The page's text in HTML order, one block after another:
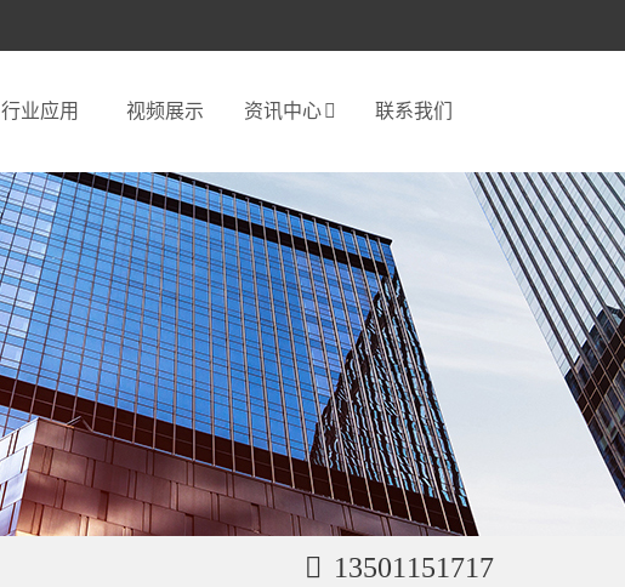
行业应用 视频展示 资讯中心 联系我们
13501151717